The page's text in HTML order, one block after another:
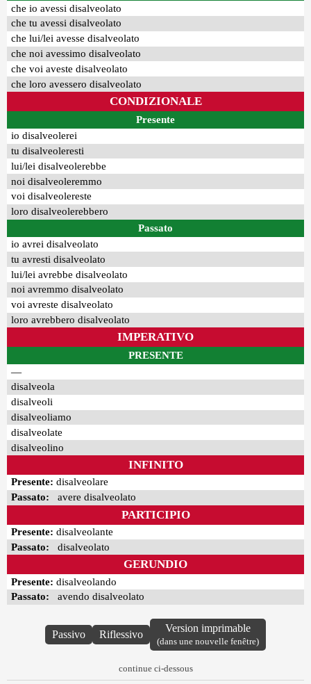
che io avessi disalveolato
che tu avessi disalveolato
che lui/lei avesse disalveolato
che noi avessimo disalveolato
che voi aveste disalveolato
che loro avessero disalveolato
CONDIZIONALE
Presente
io disalveolerei
tu disalveoleresti
lui/lei disalveolerebbe
noi disalveoleremmo
voi disalveolereste
loro disalveolerebbero
Passato
io avrei disalveolato
tu avresti disalveolato
lui/lei avrebbe disalveolato
noi avremmo disalveolato
voi avreste disalveolato
loro avrebbero disalveolato
IMPERATIVO
PRESENTE
—
disalveola
disalveoli
disalveoliamo
disalveolate
disalveolino
INFINITO
Presente: disalveolare
Passato: avere disalveolato
PARTICIPIO
Presente: disalveolante
Passato: disalveolato
GERUNDIO
Presente: disalveolando
Passato: avendo disalveolato
Passivo Riflessivo
Version imprimable
(dans une nouvelle fenêtre)
continue ci-dessous